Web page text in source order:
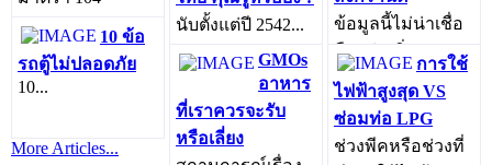
ประกอบ 127
พ.ร.บ.การขนส่ง
ทางบก...
10 ข้อ
รถตู้ไม่ปลอดภัย
10...
More Articles...
จากอเมริกา...
นับตั้งแต่ปี 2542...
GMOs
อาหาร
ที่เราควรจะรับ
หรือเลี่ยง
ข้อมูลนี้ไม่น่าเชื่อ
ถืออย่างยิ่ง...
การใช้
ไฟฟ้าสูงสุด VS
ซ่อมท่อ LPG
ช่วงพีคหรือช่วงที่